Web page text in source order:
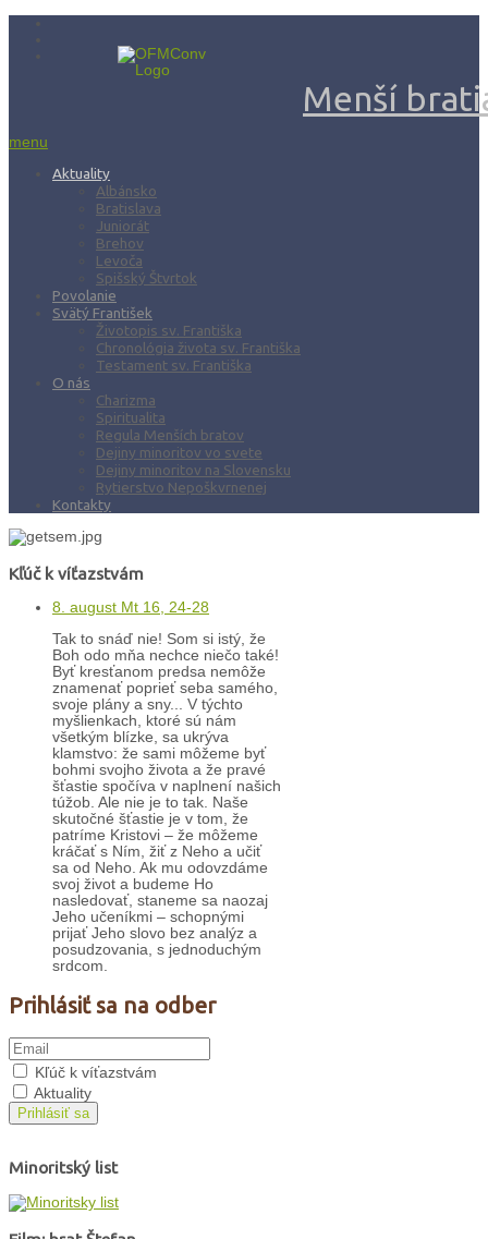
Menší
menu
Aktuality
Albánsko
Bratislava
Juniorát
Brehov
Levoča
Spišský Štvrtok
Povolanie
Svätý František
Životopis sv. Františka
Chronológia života sv. Františka
Testament sv. Františka
O nás
Charizma
Spiritualita
Regula Menších bratov
Dejiny minoritov vo svete
Dejiny minoritov na Slovensku
Rytierstvo Nepoškvrnenej
Kontakty
Kľúč k víťazstvám
8. august Mt 16, 24-28
Tak to snáď nie! Som si istý, že
Boh odo mňa nechce niečo také!
Byť kresťanom predsa nemôže
znamenať poprieť seba samého,
svoje plány a sny... V týchto
myšlienkach, ktoré sú nám
všetkým blízke, sa ukrýva
klamstvo: že sami môžeme byť
bohmi svojho života a že pravé
šťastie spočíva v naplnení našich
túžob. Ale nie je to tak. Naše
skutočné šťastie je v tom, že
patríme Kristovi – že môžeme
kráčať s Ním, žiť z Neho a učiť
sa od Neho. Ak mu odovzdáme
svoj život a budeme Ho
nasledovať, staneme sa naozaj
Jeho učeníkmi – schopnými
prijať Jeho slovo bez analýz a
posudzovania, s jednoduchým
srdcom.
Prihlásiť sa na odber
Kľúč k víťazstvám
Aktuality
Prihlásiť sa
Minoritský list